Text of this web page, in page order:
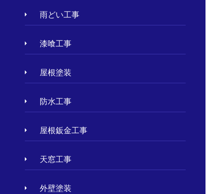
雨どい工事
漆喰工事
屋根塗装
防水工事
屋根鈑金工事
天窓工事
外壁塗装